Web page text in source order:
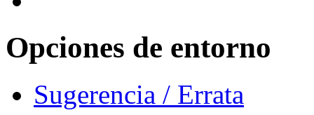
Opciones de entorno
Sugerencia / Errata